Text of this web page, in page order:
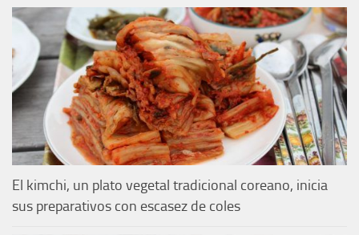
El kimchi, un plato vegetal tradicional coreano, inicia
sus preparativos con escasez de coles